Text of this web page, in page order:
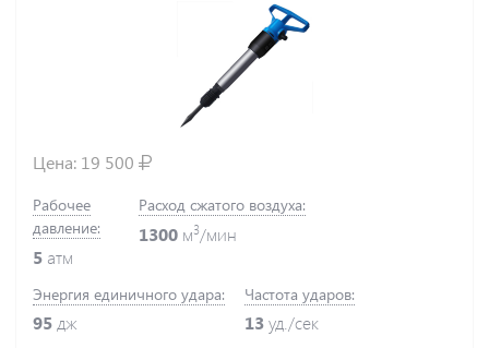
Цена: 19 500
Рабочее
давление:
5 атм
Расход сжатого воздуха:
1300 м3/мин
Энергия единичного удара:
95 дж
Частота ударов:
13уд./сек